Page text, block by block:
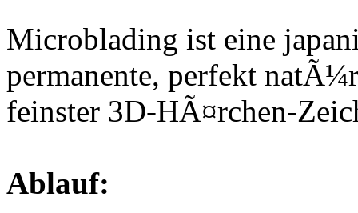
Microblading ist eine
permanente, perfekt
feinster 3D-HÃ¤rchen-
Ablauf: